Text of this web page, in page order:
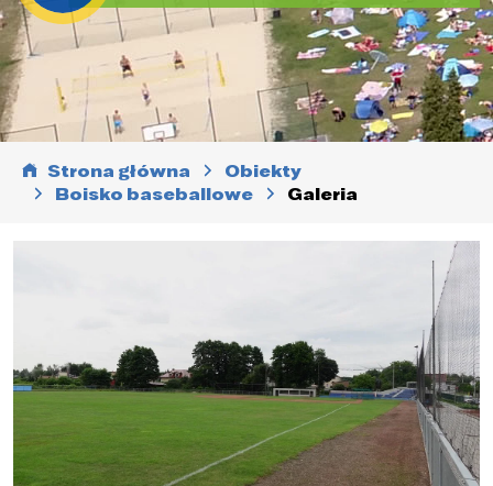
Strona główna
Obiekty
Boisko baseballowe
Galeria